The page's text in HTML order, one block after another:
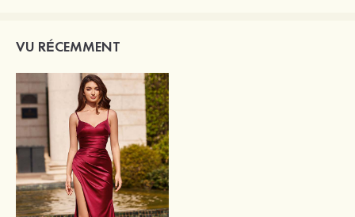
VU RÉCEMMENT